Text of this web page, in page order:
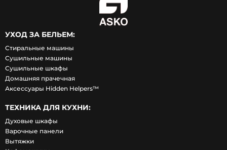
УХОД ЗА БЕЛЬЕМ:
Стиральные машины
Сушильные машины
Сушильные шкафы
Домашняя прачечная
Аксессуары Hidden Helpers™
ТЕХНИКА ДЛЯ КУХНИ:
Духовые шкафы
Варочные панели
Вытяжки